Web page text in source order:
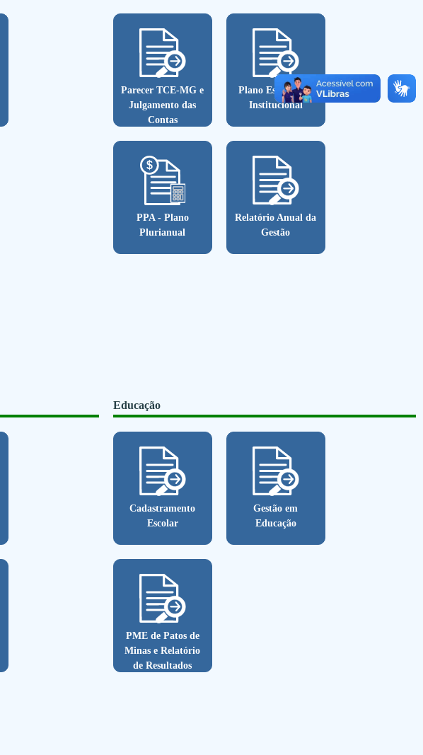
Parecer TCE-MG e
Julgamento das
Contas
Plano Estratégico
Institucional
PPA - Plano
Plurianual
Relatório Anual da
Gestão
Educação
Cadastramento
Escolar
Gestão em
Educação
PME de Patos de
Minas e Relatório
de Resultados